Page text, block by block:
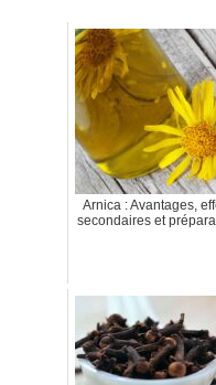
Arnica : Avantages,
secondaires et